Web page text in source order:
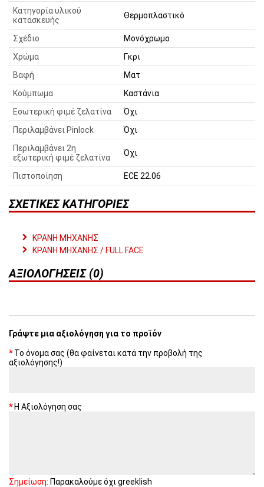
Κατηγορία υλικού
κατασκευής
Θερμοπλαστικό
Σχέδιο
Μονόχρωμο
Χρώμα
Γκρι
Βαφή
Ματ
Κούμπωμα
Καστάνια
Εσωτερική φιμέ ζελατίνα
Όχι
Περιλαμβάνει Pinlock
Όχι
Περιλαμβάνει 2η
εξωτερική φιμέ ζελατίνα
Όχι
Πιστοποίηση ECE 22.06
ΣΧΕΤΙΚΈΣ ΚΑΤΗΓΟΡΊΕΣ
ΚΡΑΝΗ ΜΗΧΑΝΗΣ
ΚΡΑΝΗ ΜΗΧΑΝΗΣ / FULL FACE
ΑΞΙΟΛΟΓΉΣΕΙΣ (0)
Γράψτε μια αξιολόγηση για το προϊόν
Το όνομα σας (θα φαίνεται κατά την προβολή της
αξιολόγησης!)
Η Αξιολόγηση σας
Σημείωση: Παρακαλούμε όχι greeklish